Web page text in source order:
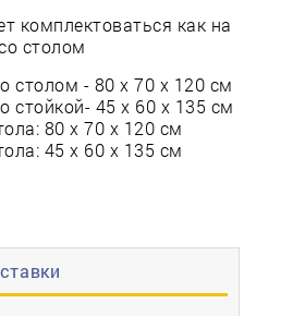
комплектоваться как на
столом
столом - 80 x 70 x 120 см
стойкой- 45 x 60 x 135 см
80 х 70 х 120 см
45 x 60 x 135 см